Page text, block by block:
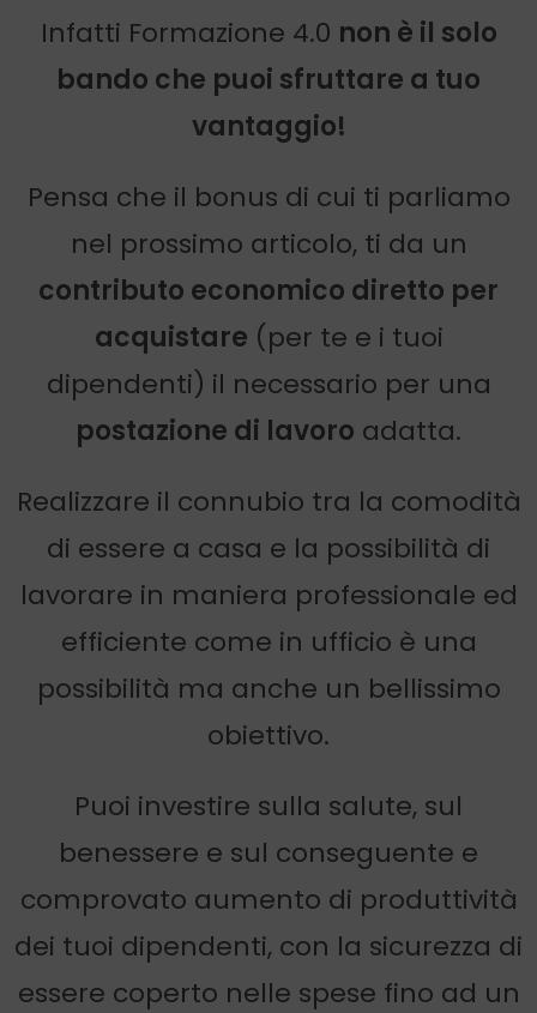
Infatti Formazione 4.0 non è il solo
bando che puoi sfruttare a tuo
vantaggio!
Pensa che il bonus di cui ti parliamo
nel prossimo articolo, ti da un
contributo economico diretto per
acquistare (per te e i tuoi
dipendenti) il necessario per una
postazione di lavoro adatta.
Realizzare il connubio tra la comodità
di essere a casa e la possibilità di
lavorare in maniera professionale ed
efficiente come in ufficio è una
possibilità ma anche un bellissimo
obiettivo.
Puoi investire sulla salute, sul
benessere e sul conseguente e
comprovato aumento di produttività
dei tuoi dipendenti, con la sicurezza di
essere coperto nelle spese fino ad un